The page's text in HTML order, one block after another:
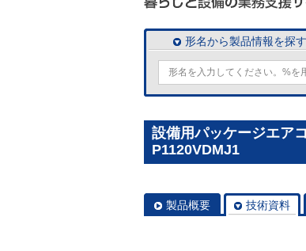
形名から製品情報を探す
設備用パッケージエア
P1120VDMJ1
製品概要 技術資料